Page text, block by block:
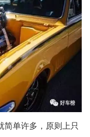
简单许多，原则上只